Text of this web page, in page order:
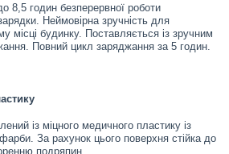
8,5 годин безперервної роботи
Неймовірна зручність для
місці будинку. Поставляється із зручним
Повний цикл заряджання за 5 годин.
із міцного медичного пластику із
За рахунок цього поверхня стійка до
подряпин.